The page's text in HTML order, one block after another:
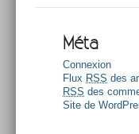
Méta
Connexion
Flux RSS des
RSS des
Site de